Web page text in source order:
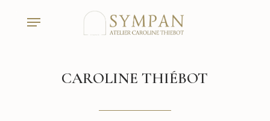
Menu
CAROLINE THIÉBOT